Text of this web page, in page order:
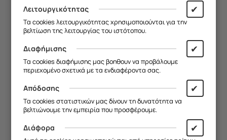
τη Θήκη σου (custom phone cases)
, διαθέσιμη για
όλα τα μοντέλα.
Άμεση Αποστολή & Φυσικό
Κατάστημα
Όλες οι παραγγελίες αποστέλλονται άμεσα, ενώ
μπορείς να περάσεις και από το φυσικό μας
κατάστημα στοΧαλάνδρι, Ανδρέα Παπανδρέου 75.
Λειτουργικότητας ✔
Τα cookies λειτουργικότητας χρησιμοποιούνται για την
βελτίωση της λειτουργίας του ιστότοπου.
Διαφήμισης ✔
Τα cookies διαφήμισης μας βοηθουν να προβάλουμε
περιεχομένο σχετικά με τα ενδιαφέροντα σας.
Απόδοσης ✔
Τα cookies στατιστικών μας δίνουν τη δυνατότητα να
βελτιώνουμε την εμπειρία που προσφέρουμε.
Διάφορα ✔